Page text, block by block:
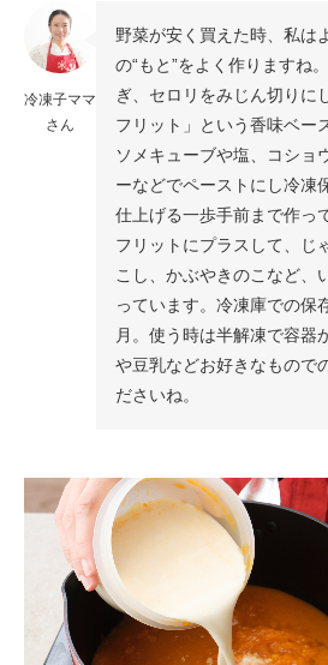
冷凍子ママ
さん
野菜が安く買えた時、私は
の“もと”をよく作りますね
ぎ、セロリをみじん切りに
フリット」という香味ベー
ソメキューブや塩、コショ
ーなどでペーストにし冷凍
仕上げる一歩手前まで作っ
フリットにプラスして、じ
こし、かぶやきのこなど、
っています。冷凍庫での保
月。使う時は半解凍で容器
や豆乳などお好きなもので
ださいね。